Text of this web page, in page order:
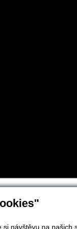
návštěvu na